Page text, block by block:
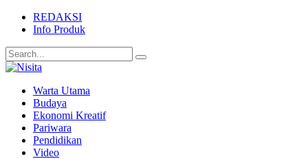
REDAKSI
Info Produk
Warta Utama
Budaya
Ekonomi Kreatif
Pariwara
Pendidikan
Video